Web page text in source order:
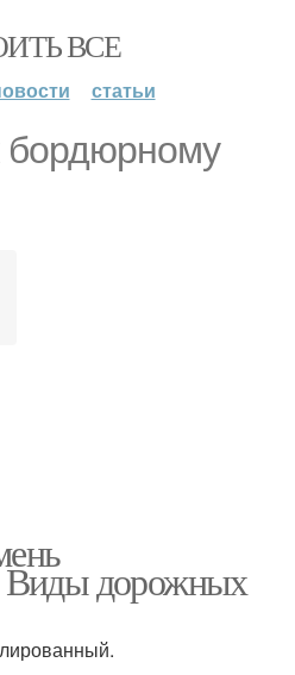
ВСЕ
статьи
бордюрному
Виды дорожных